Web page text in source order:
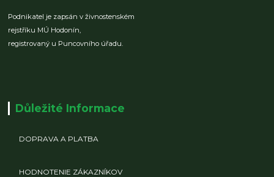
Podnikatel je zapsán v živnostenském
rejstříku MÚ Hodonín,
registrovaný u Puncovního úřadu.
Důležité Informace
DOPRAVA A PLATBA
HODNOTENIE ZÁKAZNÍKOV